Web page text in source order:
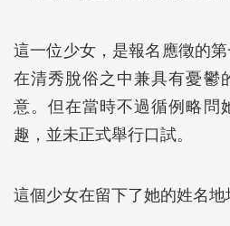
這一位少女，是報名應徵的
在清秀脫俗之中兼具有憂鬱
意。但在當時不過循例略問
趣，並未正式舉行口試。
這個少女在留下了她的姓名地